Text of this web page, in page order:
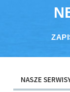
NASZE